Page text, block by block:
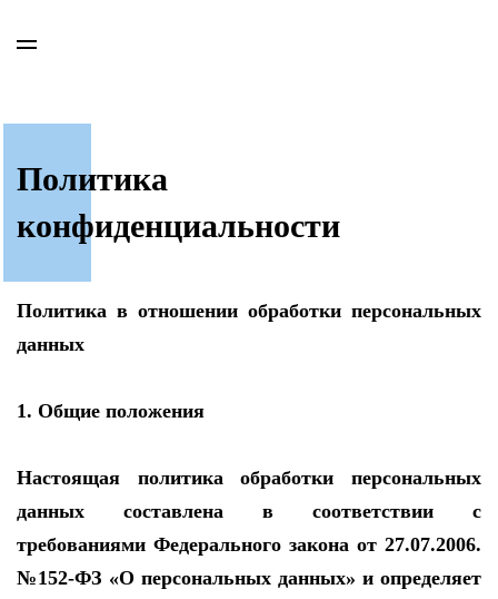
Политика
конфиденциальности
Политика в отношении обработки персональных
данных
1. Общие положения
Настоящая политика обработки персональных
данных составлена в соответствии с
требованиями Федерального закона от 27.07.2006.
№152-ФЗ «О персональных данных» и определяет